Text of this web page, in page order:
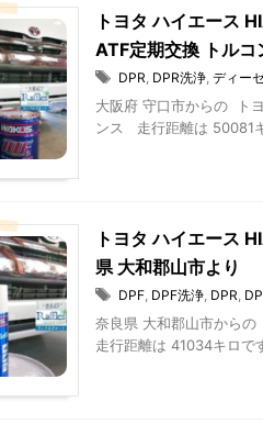
トヨタ ハイエー
ATF定期交換 トル
DPR, DPR洗浄, ディー
大阪府 守口市からの ト
ンス 走行距離は 50081
トヨタ ハイエー
県 大和郡山市より
DPF, DPF洗浄, DPR,
奈良県 大和郡山市からの
走行距離は 41034キロで